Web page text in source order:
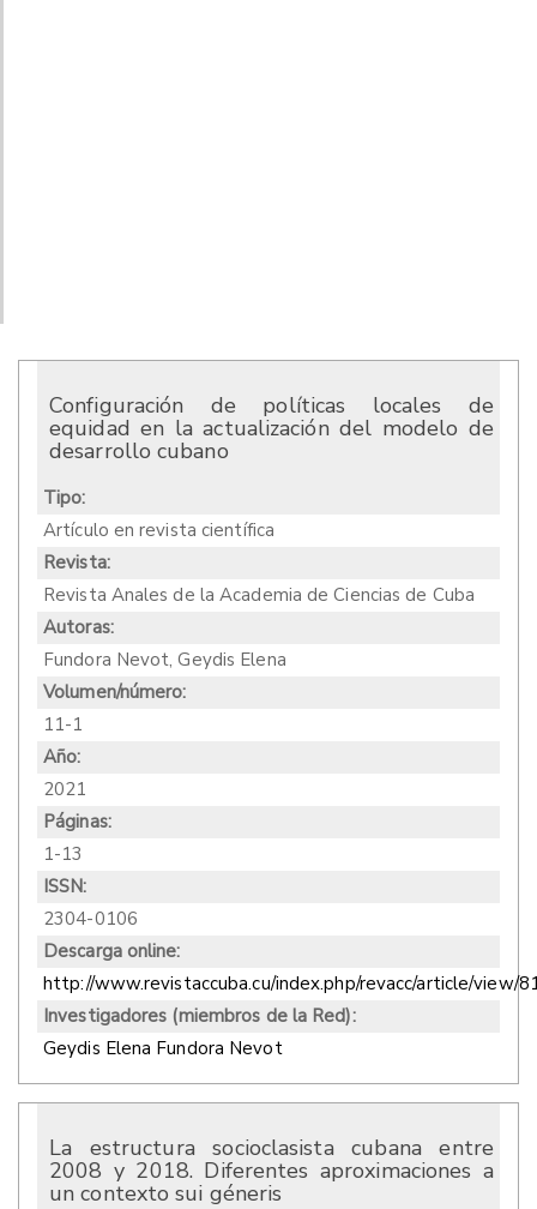
Configuración de políticas locales de
equidad en la actualización del modelo de
desarrollo cubano
Tipo:
Artículo en revista científica
Revista:
Revista Anales de la Academia de Ciencias de Cuba
Autoras:
Fundora Nevot, Geydis Elena
Volumen/número:
11-1
Año:
2021
Páginas:
1-13
ISSN:
2304-0106
Descarga online:
http://www.revistaccuba.cu/index.php/revacc/article/view/
Investigadores (miembros de la Red):
Geydis Elena Fundora Nevot
La estructura socioclasista cubana entre
2008 y 2018. Diferentes aproximaciones a
un contexto sui géneris